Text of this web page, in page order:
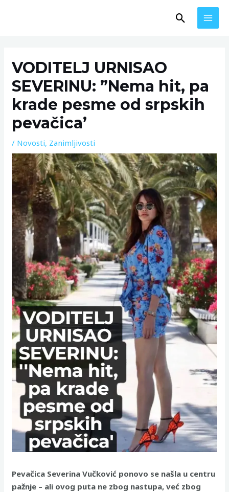
Search
VODITELJ URNISAO
SEVERINU: ”Nema hit, pa
krade pesme od srpskih
pevačica’
/ Novosti, Zanimljivosti
Pevačica Severina Vučković ponovo se našla u centru
pažnje – ali ovog puta ne zbog nastupa, već zbog